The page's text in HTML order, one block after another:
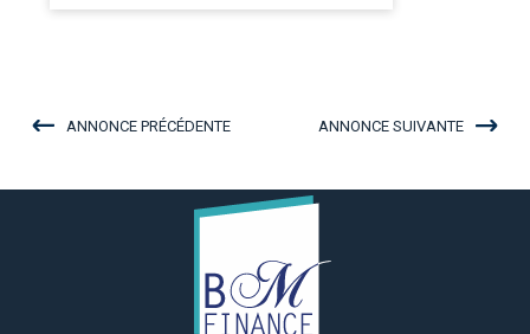
ANNONCE PRÉCÉDENTE ANNONCE SUIVANTE